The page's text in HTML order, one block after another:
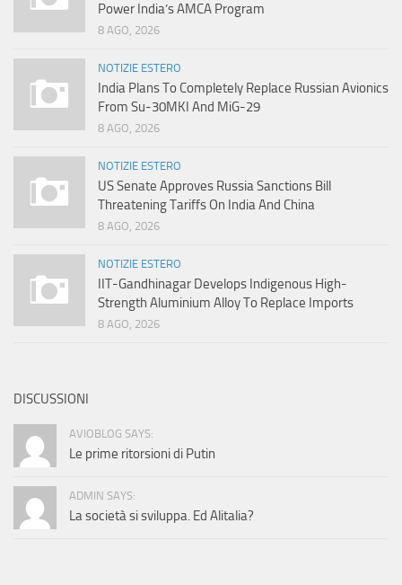
Power India’s AMCA Program
8 AGO, 2026
NOTIZIE ESTERO
India Plans To Completely Replace Russian Avionics
From Su-30MKI And MiG-29
8 AGO, 2026
NOTIZIE ESTERO
US Senate Approves Russia Sanctions Bill
Threatening Tariffs On India And China
8 AGO, 2026
NOTIZIE ESTERO
IIT-Gandhinagar Develops Indigenous High-
Strength Aluminium Alloy To Replace Imports
8 AGO, 2026
DISCUSSIONI
AVIOBLOG SAYS:
Le prime ritorsioni di Putin
ADMIN SAYS:
La società si sviluppa. Ed Alitalia?